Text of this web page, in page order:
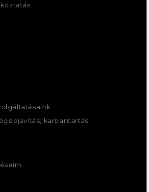
karbantartás